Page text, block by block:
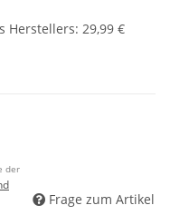
Herstellers: 29,99 €
der
Frage zum Artikel